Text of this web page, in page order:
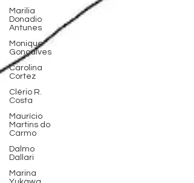
Marilia
Donadio
Antunes
Monique
Gonçalves
Carolina
Cortez
Clério R.
Costa
Maurício
Martins do
Carmo
Dalmo
Dallari
Marina